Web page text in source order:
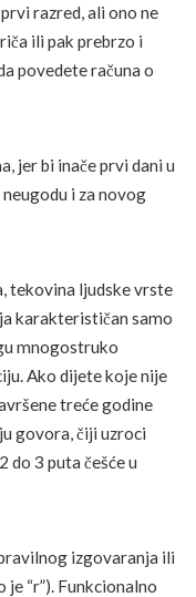
razred, ali ono ne
ili pak prebrzo i
povedete računa o
jer bi inače prvi dani u
i za novog
tekovina ljudske vrste
karakterističan samo
mnogostruko
Ako dijete koje nije
treće godine
govora, čiji uzroci
do 3 puta češće u
izgovaranja ili
“r”). Funkcionalno